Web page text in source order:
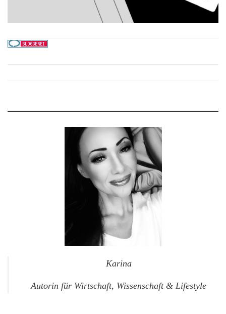
Karina
Autorin für Wirtschaft, Wissenschaft & Lifestyle